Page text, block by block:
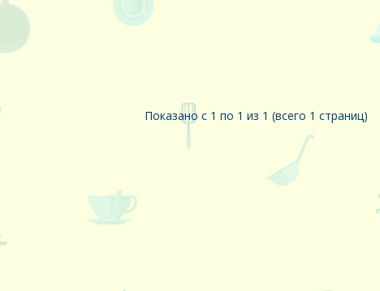
Показано с 1 по 1 из 1 (всего 1 страниц)